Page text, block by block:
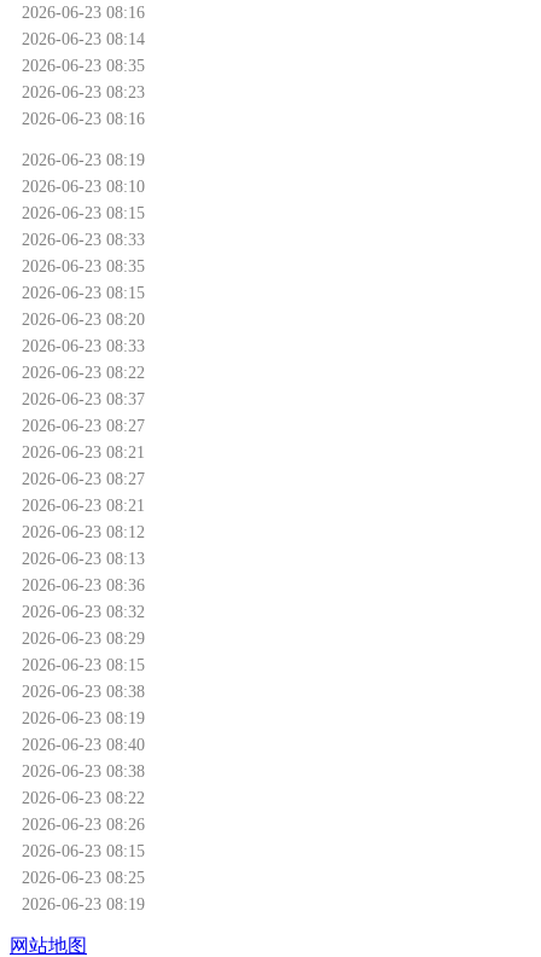
2026-06-23 08:16
2026-06-23 08:14
2026-06-23 08:35
2026-06-23 08:23
2026-06-23 08:16
2026-06-23 08:19
2026-06-23 08:10
2026-06-23 08:15
2026-06-23 08:33
2026-06-23 08:35
2026-06-23 08:15
2026-06-23 08:20
2026-06-23 08:33
2026-06-23 08:22
2026-06-23 08:37
2026-06-23 08:27
2026-06-23 08:21
2026-06-23 08:27
2026-06-23 08:21
2026-06-23 08:12
2026-06-23 08:13
2026-06-23 08:36
2026-06-23 08:32
2026-06-23 08:29
2026-06-23 08:15
2026-06-23 08:38
2026-06-23 08:19
2026-06-23 08:40
2026-06-23 08:38
2026-06-23 08:22
2026-06-23 08:26
2026-06-23 08:15
2026-06-23 08:25
2026-06-23 08:19
网站地图